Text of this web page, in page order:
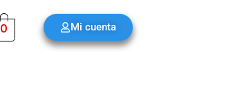
0 Mi cuenta